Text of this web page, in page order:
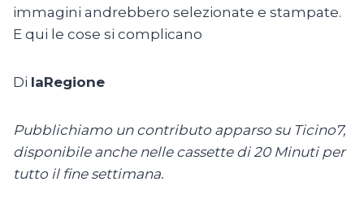
immagini andrebbero selezionate e stampate.
E qui le cose si complicano
Di laRegione
Pubblichiamo un contributo apparso su Ticino7,
disponibile anche nelle cassette di 20 Minuti per
tutto il fine settimana.